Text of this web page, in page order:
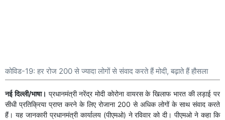
कोविड-19: हर रोज 200 से ज्यादा लोगों से संवाद करते हैं मोदी, बढ़ाते हैं हौसला
नई दिल्ली/भाषा। प्रधानमंत्री नरेंद्र मोदी कोरोना वायरस के खिलाफ भारत की लड़ाई पर
सीधी प्रतिक्रिया प्राप्त करने के लिए रोजाना 200 से अधिक लोगों के साथ संवाद करते
हैं। यह जानकारी प्रधानमंत्री कार्यालय (पीएमओ) ने रविवार को दी। पीएमओ ने कहा कि